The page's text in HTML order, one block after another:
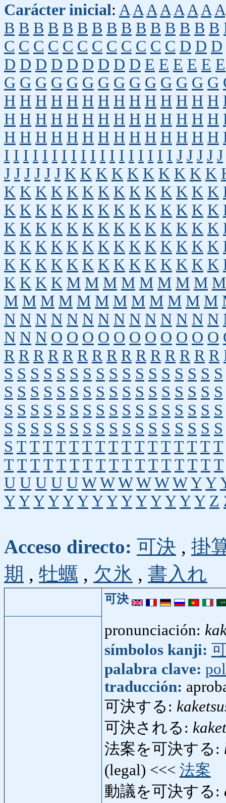
Carácter inicial: A A A A A A A A
B B B B B B B B B B B B B B B
C C C C C C C C C C C C D D D
D D D D D D D D D E E E E E E
G G G G G G G G G G G G G G
H H H H H H H H H H H H H H
H H H H H H H H H H H H H H
H H H H H H H H H H H H H H
I I I I I I I I I I I I I I I I I I J J J J J
J J J J J J K K K K K K K K K K
K K K K K K K K K K K K K K
K K K K K K K K K K K K K K
K K K K K K K K K K K K K K
K K K K K K K K K K K K K K
K K K K K K K K K K K K K K
K K K K M M M M M M M M M
M M M M M M M M M M M M
N N N N N N N N N N N N N N
N N N O O O O O O O O O O O
R R R R R R R R R R R R R R R
S S S S S S S S S S S S S S S S S
S S S S S S S S S S S S S S S S S
S S S S S S S S S S S S S S S S S
S S S S S S S S S S S S S S S S S
S T T T T T T T T T T T T T T T T
T T T T T T T T T T T T T T T T T
U U U U U W W W W W W Y Y
Y Y Y Y Y Y Y Y Y Y Y Y Y Y Z
Acceso directo: 可決 , 掛
期 , 牡蠣 , 欠氷 , 書入れ
可決
pronunciación:
símbolos kanji:
palabra clave:
traducción:
可決する:
可決される:
法案を可決する:
(legal) <<< 法案
動議を可決する: